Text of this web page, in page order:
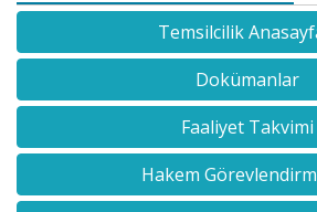
Temsilcilik
Dokümanlar
Faaliyet Takvimi
Hakem